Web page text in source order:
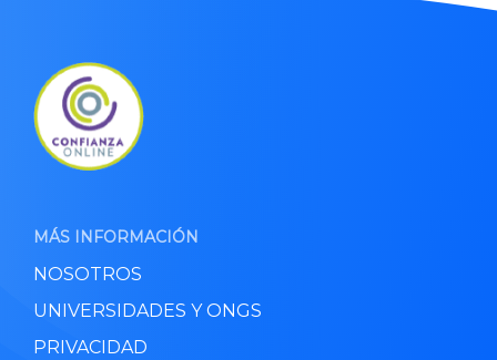
MÁS INFORMACIÓN
NOSOTROS
UNIVERSIDADES Y ONGS
PRIVACIDAD